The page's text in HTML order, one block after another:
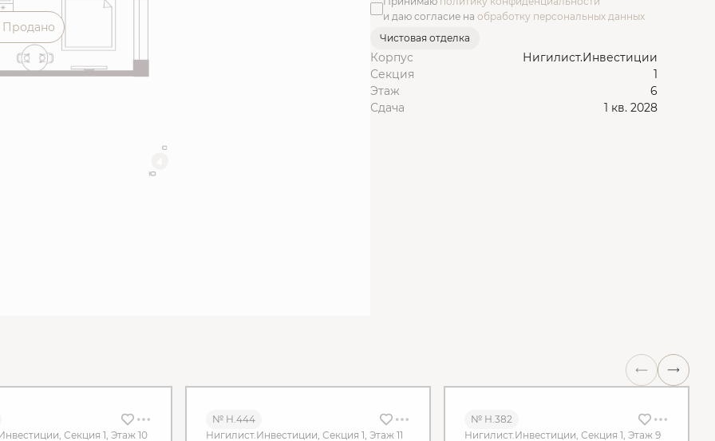
Продано
и даю согласие на обработку персональных данных
Чистовая отделка
Корпус
Нигилист.Инвестиции
Секция
1
Этаж
6
Сдача
1 кв. 2028
Секция 1, Этаж 10
№ Н.444
Нигилист.Инвестиции, Секция 1, Этаж 11
№ Н.382
Нигилист.Инвестиции, Секция 1, Этаж 9